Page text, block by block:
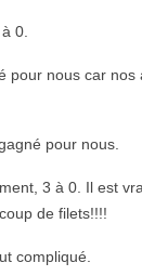
0.
pour nous car nos
pour nous.
3 à 0. Il est
de filets!!!!
compliqué.